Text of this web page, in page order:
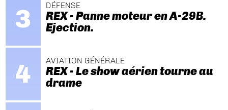
DÉFENSE
REX - Panne moteur en A-29B.
Ejection.
AVIATION GÉNÉRALE
REX - Le show aérien tourne au
drame